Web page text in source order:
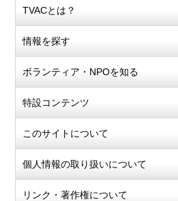
TVACとは？
情報を探す
ボランティア・NPOを知る
特設コンテンツ
このサイトについて
個人情報の取り扱いについて
リンク・著作権について